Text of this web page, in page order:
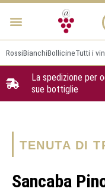
Vai
Menu
RossiBianchiBollicineTutti i
La spedizione per
sue bottiglie
TENUTA DI
Sancaba